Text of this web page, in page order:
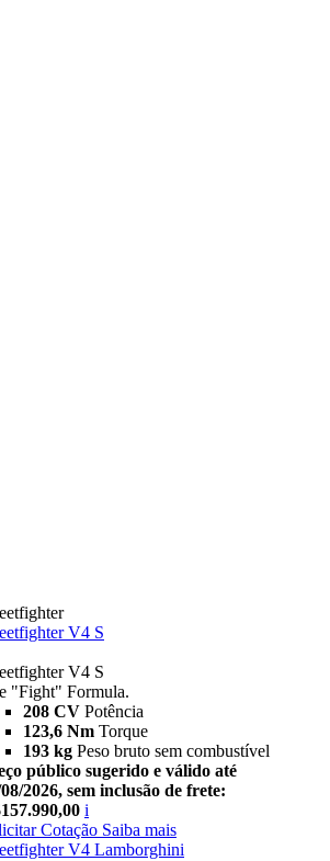
V4 S
V4 S
"Fight" Formula.
208 CV Potência
123,6 Nm Torque
193 kg Peso bruto sem combustível
público sugerido e válido até
2026, sem inclusão de frete:
i
Cotação Saiba mais
V4 Lamborghini